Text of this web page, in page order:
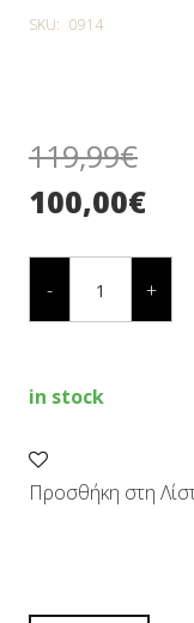
SKU: 0914
119,99€
100,00€
-
ΣΚΟΥΠΑ
ΣΤΑΧΤΗΣ
KÄRCHER
AD
+
in stock
Προσθήκη στη